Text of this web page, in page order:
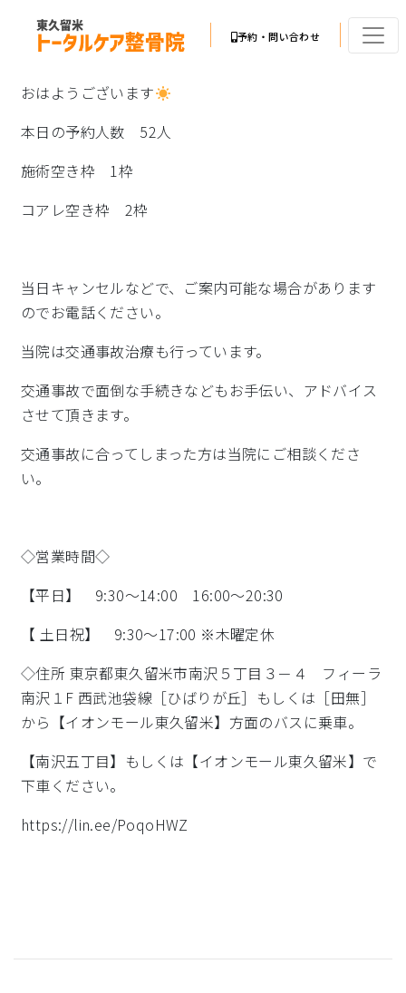
予約・問い合わせ
おはようございます
本日の予約人数 52人
施術空き枠 1枠
コアレ空き枠 2枠
当日キャンセルなどで、ご案内可能な場合があります
のでお電話ください。
当院は交通事故治療も行っています。
交通事故で面倒な手続きなどもお手伝い、アドバイス
させて頂きます。
交通事故に合ってしまった方は当院にご相談くださ
い。
◇営業時間◇
【平日】 9:30～14:00 16:00～20:30
【 土日祝】 9:30～17:00 ※木曜定休
◇住所 東京都東久留米市南沢５丁目３－４ フィーラ
南沢１F 西武池袋線［ひばりが丘］もしくは［田無］
から【イオンモール東久留米】方面のバスに乗車。
【南沢五丁目】もしくは【イオンモール東久留米】で
下車ください。
https://lin.ee/PoqoHWZ